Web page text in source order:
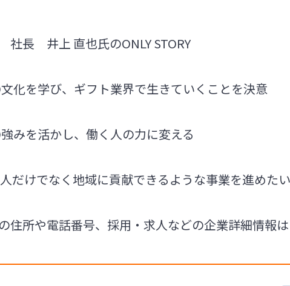
社長 井上 直也氏のONLY STORY
化を学び、ギフト業界で生きていくことを決意
みを活かし、働く人の力に変える
だけでなく地域に貢献できるような事業を進めたい
住所や電話番号、採用・求人などの企業詳細情報